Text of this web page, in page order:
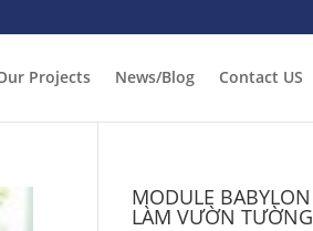
Projects News/Blog Contact US
MODULE BABYLON
LÀM VƯỜN TƯỜNG